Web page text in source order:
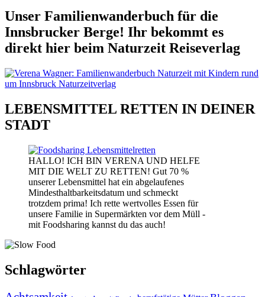
Unser Familienwanderbuch für die
Innsbrucker Berge! Ihr bekommt es
direkt hier beim Naturzeit Reiseverlag
LEBENSMITTEL RETTEN IN DEINER
STADT
HALLO! ICH BIN VERENA UND HELFE
MIT DIE WELT ZU RETTEN! Gut 70 %
unserer Lebensmittel hat ein abgelaufenes
Mindesthaltbarkeitsdatum und schmeckt
trotzdem prima! Ich rette wertvolles Essen für
unsere Familie in Supermärkten vor dem Müll -
mit Foodsharing kannst du das auch!
Schlagwörter